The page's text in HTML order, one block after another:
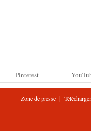
Pinterest
Zone de presse |